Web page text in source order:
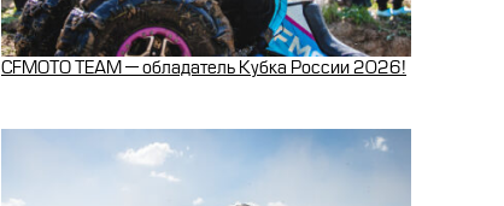
CFMOTO TEAM — обладатель Кубка России 2026!